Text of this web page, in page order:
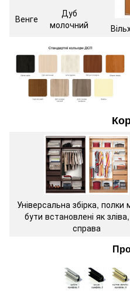
Венге
Дуб
молочний
Універсальна збірка, полки
бути встановлені як зліва,
справа